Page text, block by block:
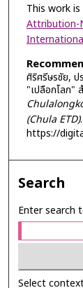
This work
Attribution-
ศิริศรีษรชัย, ป
"เปลือกโลก"
(Chula ETD)
https://
Search
Enter search
Select